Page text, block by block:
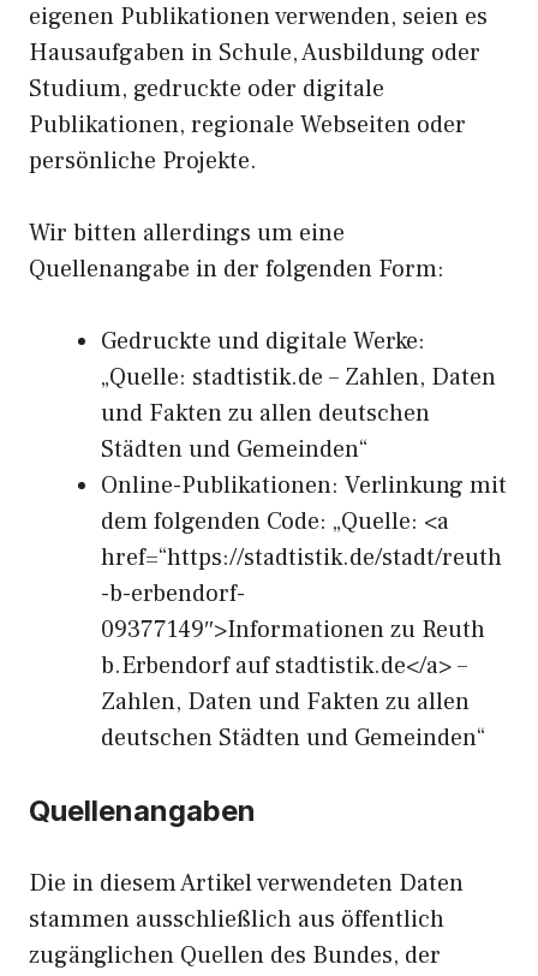
eigenen Publikationen verwenden, seien es
Hausaufgaben in Schule, Ausbildung oder
Studium, gedruckte oder digitale
Publikationen, regionale Webseiten oder
persönliche Projekte.
Wir bitten allerdings um eine
Quellenangabe in der folgenden Form:
Gedruckte und digitale Werke:
„Quelle: stadtistik.de – Zahlen, Daten
und Fakten zu allen deutschen
Städten und Gemeinden“
Online-Publikationen: Verlinkung mit
dem folgenden Code: „Quelle: <a
href=“https://stadtistik.de/stadt/reuth
-b-erbendorf-
09377149″>Informationen zu Reuth
b.Erbendorf auf stadtistik.de</a> –
Zahlen, Daten und Fakten zu allen
deutschen Städten und Gemeinden“
Quellenangaben
Die in diesem Artikel verwendeten Daten
stammen ausschließlich aus öffentlich
zugänglichen Quellen des Bundes, der